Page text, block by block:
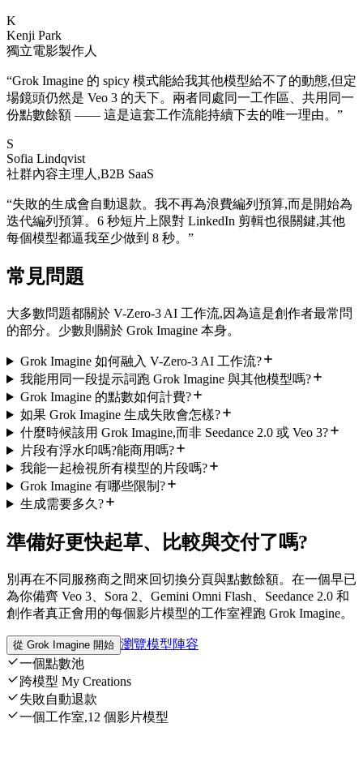
K
Kenji Park
獨立電影製作人
“Grok Imagine 的 spicy 模式能給我其他模型給不了的動態,但定
場鏡頭仍然是 Veo 3 的天下。兩者同處同一工作區、共用同一
份點數餘額 —— 這是這套工作流能持續下去的唯一理由。 ”
S
Sofia Lindqvist
社群內容主理人,B2B SaaS
“失敗的生成會自動退款。我不再為浪費編列預算,而是開始為
迭代編列預算。6 秒短片上限對 LinkedIn 剪輯也很關鍵,其他
每個模型都逼我至少做到 8 秒。 ”
常見問題
大多數問題都關於 V-Zero-3 AI 工作流,因為這是創作者最常問
的部分。少數則關於 Grok Imagine 本身。
Grok Imagine 如何融入 V-Zero-3 AI 工作流?
我能用同一段提示詞跑 Grok Imagine 與其他模型嗎?
Grok Imagine 的點數如何計費?
如果 Grok Imagine 生成失敗會怎樣?
什麼時候該用 Grok Imagine,而非 Seedance 2.0 或 Veo 3?
片段有浮水印嗎?能商用嗎?
我能一起檢視所有模型的片段嗎?
Grok Imagine 有哪些限制?
生成需要多久?
準備好更快起草、比較與交付了嗎?
別再在不同服務商之間來回切換分頁與點數餘額。在一個早已
為你備齊 Veo 3、Sora 2、Gemini Omni Flash、Seedance 2.0 和
創作者真正會用的每個影片模型的工作室裡跑 Grok Imagine。
從 Grok Imagine 開始 瀏覽模型陣容
一個點數池
跨模型 My Creations
失敗自動退款
一個工作室,12 個影片模型